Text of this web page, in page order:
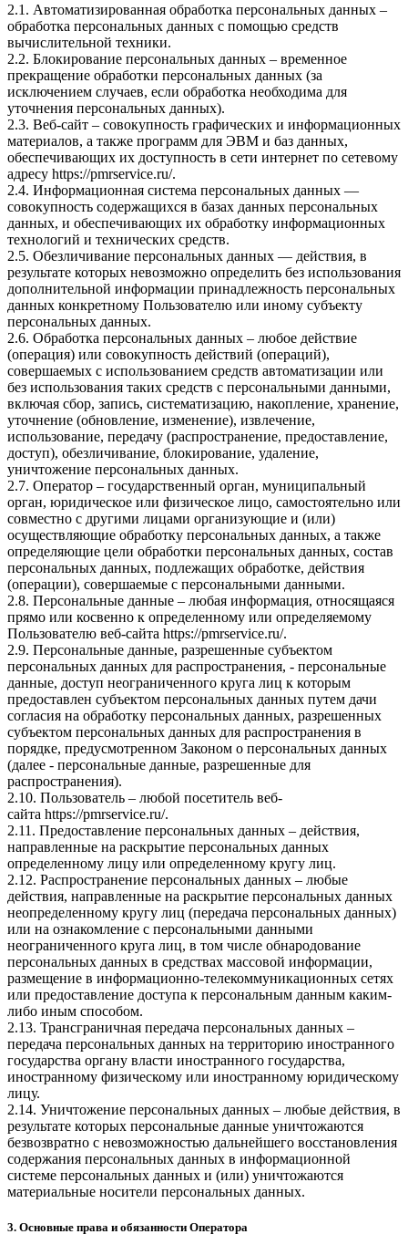
2.1. Автоматизированная обработка персональных данных –
обработка персональных данных с помощью средств
вычислительной техники.
2.2. Блокирование персональных данных – временное
прекращение обработки персональных данных (за
исключением случаев, если обработка необходима для
уточнения персональных данных).
2.3. Веб-сайт – совокупность графических и информационных
материалов, а также программ для ЭВМ и баз данных,
обеспечивающих их доступность в сети интернет по сетевому
адресу https://pmrservice.ru/.
2.4. Информационная система персональных данных —
совокупность содержащихся в базах данных персональных
данных, и обеспечивающих их обработку информационных
технологий и технических средств.
2.5. Обезличивание персональных данных — действия, в
результате которых невозможно определить без использования
дополнительной информации принадлежность персональных
данных конкретному Пользователю или иному субъекту
персональных данных.
2.6. Обработка персональных данных – любое действие
(операция) или совокупность действий (операций),
совершаемых с использованием средств автоматизации или
без использования таких средств с персональными данными,
включая сбор, запись, систематизацию, накопление, хранение,
уточнение (обновление, изменение), извлечение,
использование, передачу (распространение, предоставление,
доступ), обезличивание, блокирование, удаление,
уничтожение персональных данных.
2.7. Оператор – государственный орган, муниципальный
орган, юридическое или физическое лицо, самостоятельно или
совместно с другими лицами организующие и (или)
осуществляющие обработку персональных данных, а также
определяющие цели обработки персональных данных, состав
персональных данных, подлежащих обработке, действия
(операции), совершаемые с персональными данными.
2.8. Персональные данные – любая информация, относящаяся
прямо или косвенно к определенному или определяемому
Пользователю веб-сайта https://pmrservice.ru/.
2.9. Персональные данные, разрешенные субъектом
персональных данных для распространения, - персональные
данные, доступ неограниченного круга лиц к которым
предоставлен субъектом персональных данных путем дачи
согласия на обработку персональных данных, разрешенных
субъектом персональных данных для распространения в
порядке, предусмотренном Законом о персональных данных
(далее - персональные данные, разрешенные для
распространения).
2.10. Пользователь – любой посетитель веб-
сайта https://pmrservice.ru/.
2.11. Предоставление персональных данных – действия,
направленные на раскрытие персональных данных
определенному лицу или определенному кругу лиц.
2.12. Распространение персональных данных – любые
действия, направленные на раскрытие персональных данных
неопределенному кругу лиц (передача персональных данных)
или на ознакомление с персональными данными
неограниченного круга лиц, в том числе обнародование
персональных данных в средствах массовой информации,
размещение в информационно-телекоммуникационных сетях
или предоставление доступа к персональным данным каким-
либо иным способом.
2.13. Трансграничная передача персональных данных –
передача персональных данных на территорию иностранного
государства органу власти иностранного государства,
иностранному физическому или иностранному юридическому
лицу.
2.14. Уничтожение персональных данных – любые действия, в
результате которых персональные данные уничтожаются
безвозвратно с невозможностью дальнейшего восстановления
содержания персональных данных в информационной
системе персональных данных и (или) уничтожаются
материальные носители персональных данных.
3. Основные права и обязанности Оператора